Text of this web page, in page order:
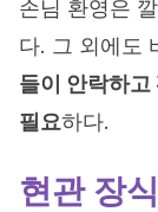
손님 환영은
다. 그 외에도
들이 안락하
필요하다.
현관 장